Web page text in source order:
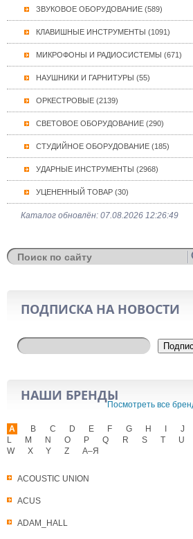
ЗВУКОВОЕ ОБОРУДОВАНИЕ (589)
КЛАВИШНЫЕ ИНСТРУМЕНТЫ (1091)
МИКРОФОНЫ И РАДИОСИСТЕМЫ (671)
НАУШНИКИ И ГАРНИТУРЫ (55)
ОРКЕСТРОВЫЕ (2139)
СВЕТОВОЕ ОБОРУДОВАНИЕ (290)
СТУДИЙНОЕ ОБОРУДОВАНИЕ (185)
УДАРНЫЕ ИНСТРУМЕНТЫ (2968)
УЦЕНЕННЫЙ ТОВАР (30)
Каталог обновлён: 07.08.2026 12:26:49
ПОДПИСКА НА НОВОСТИ
НАШИ БРЕНДЫ
Посмотреть все
A
ACOUSTIC UNION
ACUS
ADAM_HALL
B C D E F G H J
L
M N O P Q R S T U
W
X Y Z А–Я